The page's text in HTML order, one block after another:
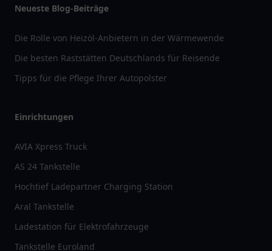
Neueste Blog-Beiträge
Die Rolle von Heizöl-Anbietern in der Wärmewende
Die besten Raststätten Deutschlands für Reisende
Tipps für die Pflege Ihrer Autopolster
Einrichtungen
AVIA Xpress Truck
AS 24 Tankstelle
Hochtief Ladepartner Charging Station
Aral Tankstelle
Ladestation für Elektrofahrzeuge
Tankstelle Euroland